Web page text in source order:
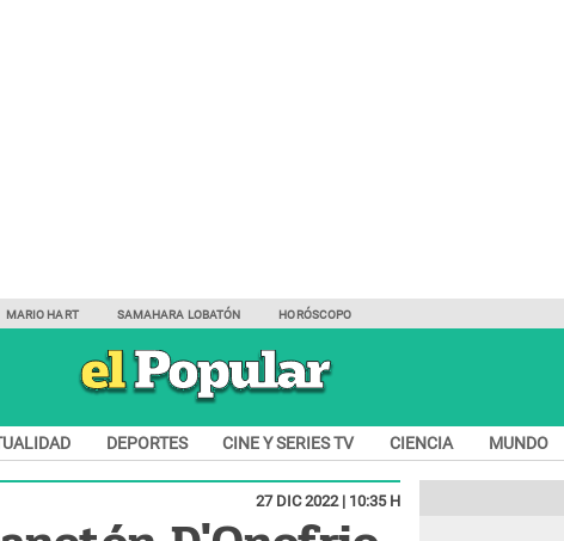
MARIO HART SAMAHARA LOBATÓN HORÓSCOPO
DEPORTES CINE Y SERIES TV CIENCIA MUNDO
27 DIC 2022 | 10:35 H